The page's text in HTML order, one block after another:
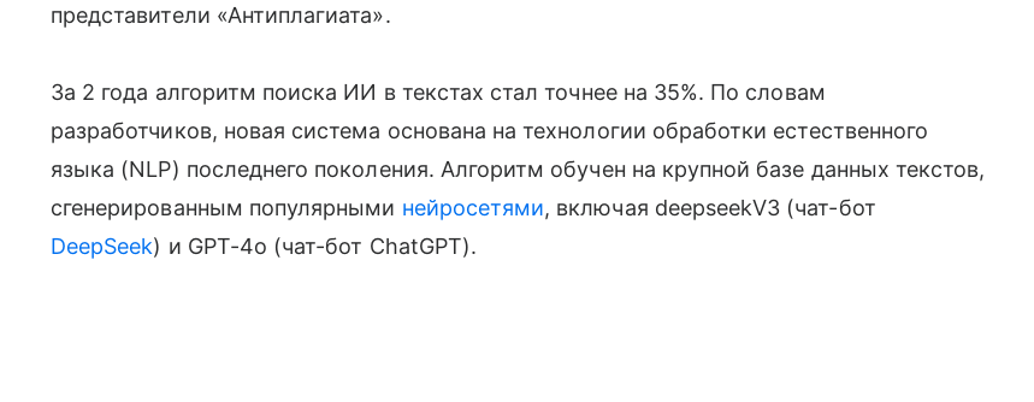
представители «Антиплагиата».
За 2 года алгоритм поиска ИИ в текстах стал точнее на 35%. По словам
разработчиков, новая система основана на технологии обработки естественного
языка (NLP) последнего поколения. Алгоритм обучен на крупной базе данных текстов,
сгенерированным популярными нейросетями, включая deepseekV3 (чат-бот
DeepSeek) и GPT-4o (чат-бот ChatGPT).